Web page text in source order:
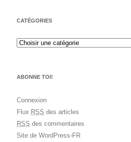
CATÉGORIES
ABONNE TOI!
Connexion
Flux RSS des articles
RSS des commentaires
Site de WordPress-FR